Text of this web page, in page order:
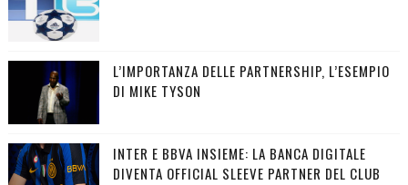
L’IMPORTANZA DELLE PARTNERSHIP, L’ESEMPIO
DI MIKE TYSON
INTER E BBVA INSIEME: LA BANCA DIGITALE
DIVENTA OFFICIAL SLEEVE PARTNER DEL CLUB